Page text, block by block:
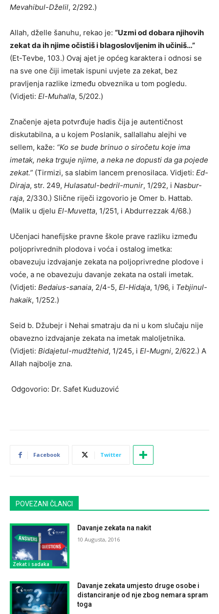
Mevahibul-Dželil, 2/292.)
Allah, dželle šanuhu, rekao je: “Uzmi od dobara njihovih
zekat da ih njime očistiš i blagoslovljenim ih učiniš…”
(Et-Tevbe, 103.) Ovaj ajet je općeg karaktera i odnosi se
na sve one čiji imetak ispuni uvjete za zekat, bez
pravljenja razlike između obveznika u tom pogledu.
(Vidjeti: El-Muhalla, 5/202.)
Značenje ajeta potvrđuje hadis čija je autentičnost
diskutabilna, a u kojem Poslanik, sallallahu alejhi ve
sellem, kaže: “Ko se bude brinuo o siročetu koje ima
imetak, neka trguje njime, a neka ne dopusti da ga pojede
zekat.” (Tirmizi, sa slabim lancem prenosilaca. Vidjeti: Ed-
Diraja, str. 249, Hulasatul-bedril-munir, 1/292, i Nasbur-
raja, 2/330.) Slične riječi izgovorio je Omer b. Hattab.
(Malik u djelu El-Muvetta, 1/251, i Abdurrezzak 4/68.)
Učenjaci hanefijske pravne škole prave razliku između
poljoprivrednih plodova i voća i ostalog imetka:
obavezuju izdvajanje zekata na poljoprivredne plodove i
voće, a ne obavezuju davanje zekata na ostali imetak.
(Vidjeti: Bedaius-sanaia, 2/4-5, El-Hidaja, 1/96, i Tebjinul-
hakaik, 1/252.)
Seid b. Džubejr i Nehai smatraju da ni u kom slučaju nije
obavezno izdvajanje zekata na imetak maloljetnika.
(Vidjeti: Bidajetul-mudžtehid, 1/245, i El-Mugni, 2/622.) A
Allah najbolje zna.
Odgovorio: Dr. Safet Kuduzović
Facebook Twitter
POVEZANI ČLANCI
Zekat i sadaka
Davanje zekata na nakit
10 Augusta, 2016
Davanje zekata umjesto druge osobe i
distanciranje od nje zbog nemara spram
toga